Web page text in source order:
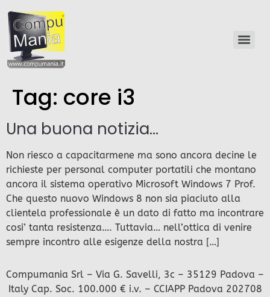
Tag: core i3
Una buona notizia…
Non riesco a capacitarmene ma sono ancora decine le
richieste per personal computer portatili che montano
ancora il sistema operativo Microsoft Windows 7 Prof.
Che questo nuovo Windows 8 non sia piaciuto alla
clientela professionale è un dato di fatto ma incontrare
cosi’ tanta resistenza…. Tuttavia… nell’ottica di venire
sempre incontro alle esigenze della nostra […]
Compumania Srl – Via G. Savelli, 3c – 35129 Padova –
Italy Cap. Soc. 100.000 € i.v. – CCIAPP Padova 202708